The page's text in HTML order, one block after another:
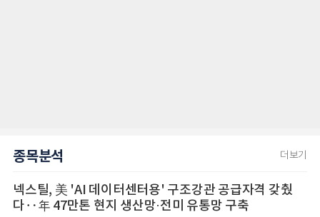
종목분석 더보기
넥스틸, 美 'AI 데이터센터용' 구조강관 공급자격 갖췄
다‥年 47만톤 현지 생산망·전미 유통망 구축